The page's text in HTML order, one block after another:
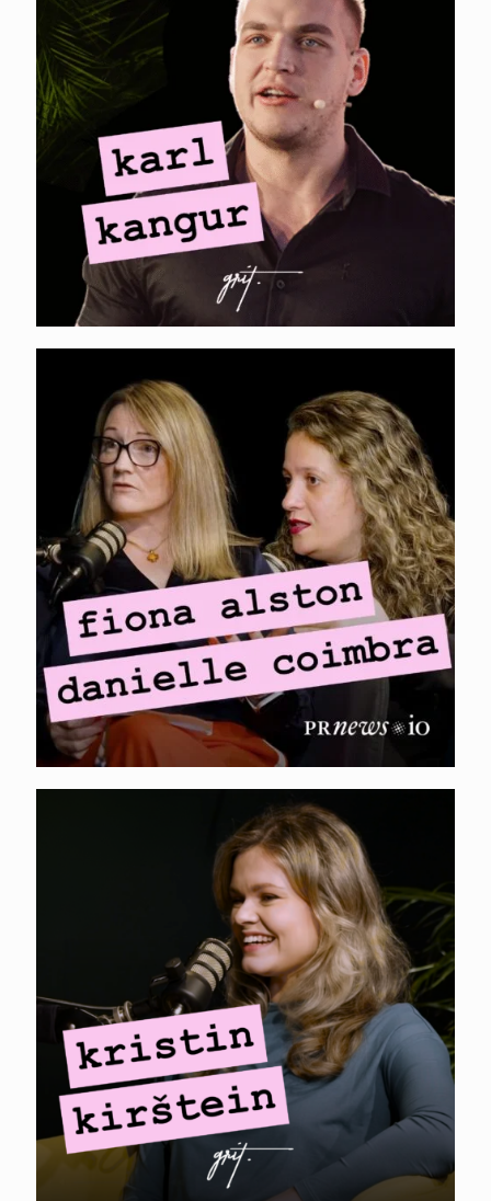
SEO-ga praegu
toimub? (no fluff)
MINI-PODCAST I
Fiona Alston, Danielle
Coimbra – Earned vs
paid media
coverage
XOLO. Kristin Kirštein
– tootepõhine kasv,
sisu optimeerimine
AI-le ja lokaliseeritud
laienemine